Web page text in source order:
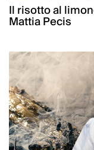
Il risotto al
Mattia Pecis